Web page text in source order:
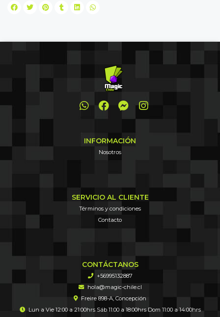
INFORMACIÓN
Nosotros
SERVICIO AL CLIENTE
Términos y condiciones
Contacto
CONTÁCTANOS
+56995132887
hola@magic-chile.cl
Freire 898-A, Concepción
Lun a Vie 12:00 a 21:00hrs Sáb 11:00 a 18:00hrs Dom 11:00 a 14:00hrs